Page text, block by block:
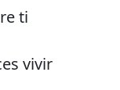
ti
vivir